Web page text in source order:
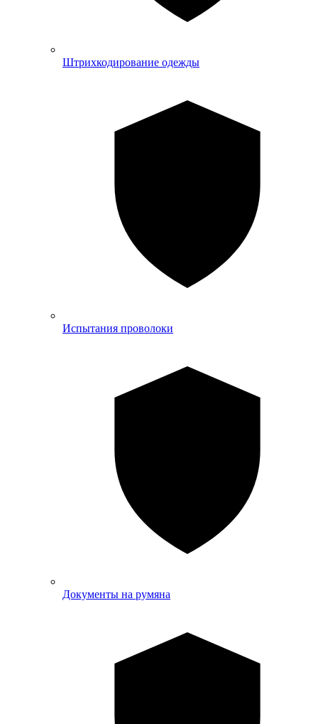
Штрихкодирование одежды
Испытания проволоки
Документы на румяна